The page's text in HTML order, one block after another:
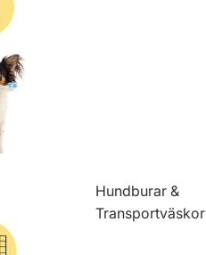
Hundburar &
Transportväskor